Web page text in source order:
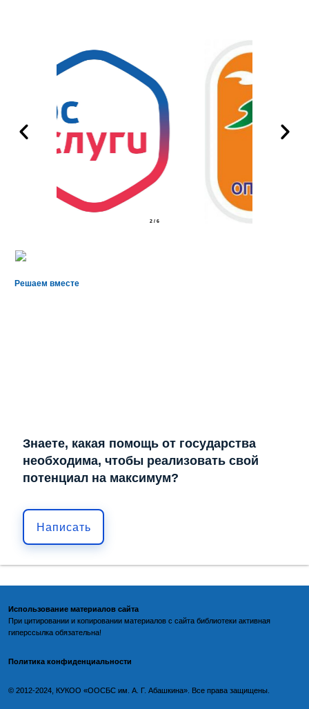
2 / 6
Решаем вместе
Знаете, какая помощь от государства
необходима, чтобы реализовать свой
потенциал на максимум?
Написать
Использование материалов сайта
При цитировании и копировании материалов с сайта библиотеки активная
гиперссылка обязательна!
Политика конфиденциальности
©️ 2012-2024, КУКОО «ООСБС им. А. Г. Абашкина». Все права защищены.